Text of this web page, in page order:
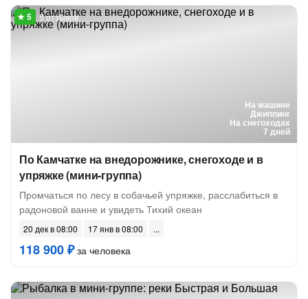
На машине
Джиппинг
На снегоходах
7 дней
5 отзывов
По Камчатке на внедорожнике, снегоходе и в
упряжке (мини-группа)
Промчаться по лесу в собачьей упряжке, расслабиться в
радоновой ванне и увидеть Тихий океан
20 дек в 08:00 17 янв в 08:00
118 900 ₽за человека